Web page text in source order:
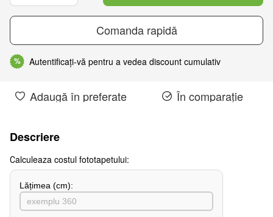
Comanda rapidă
% Autentificați-vă pentru a vedea discount cumulativ
Adaugă în preferate În comparație
Descriere
Сalculeaza costul fototapetului:
Lățimea (сm):